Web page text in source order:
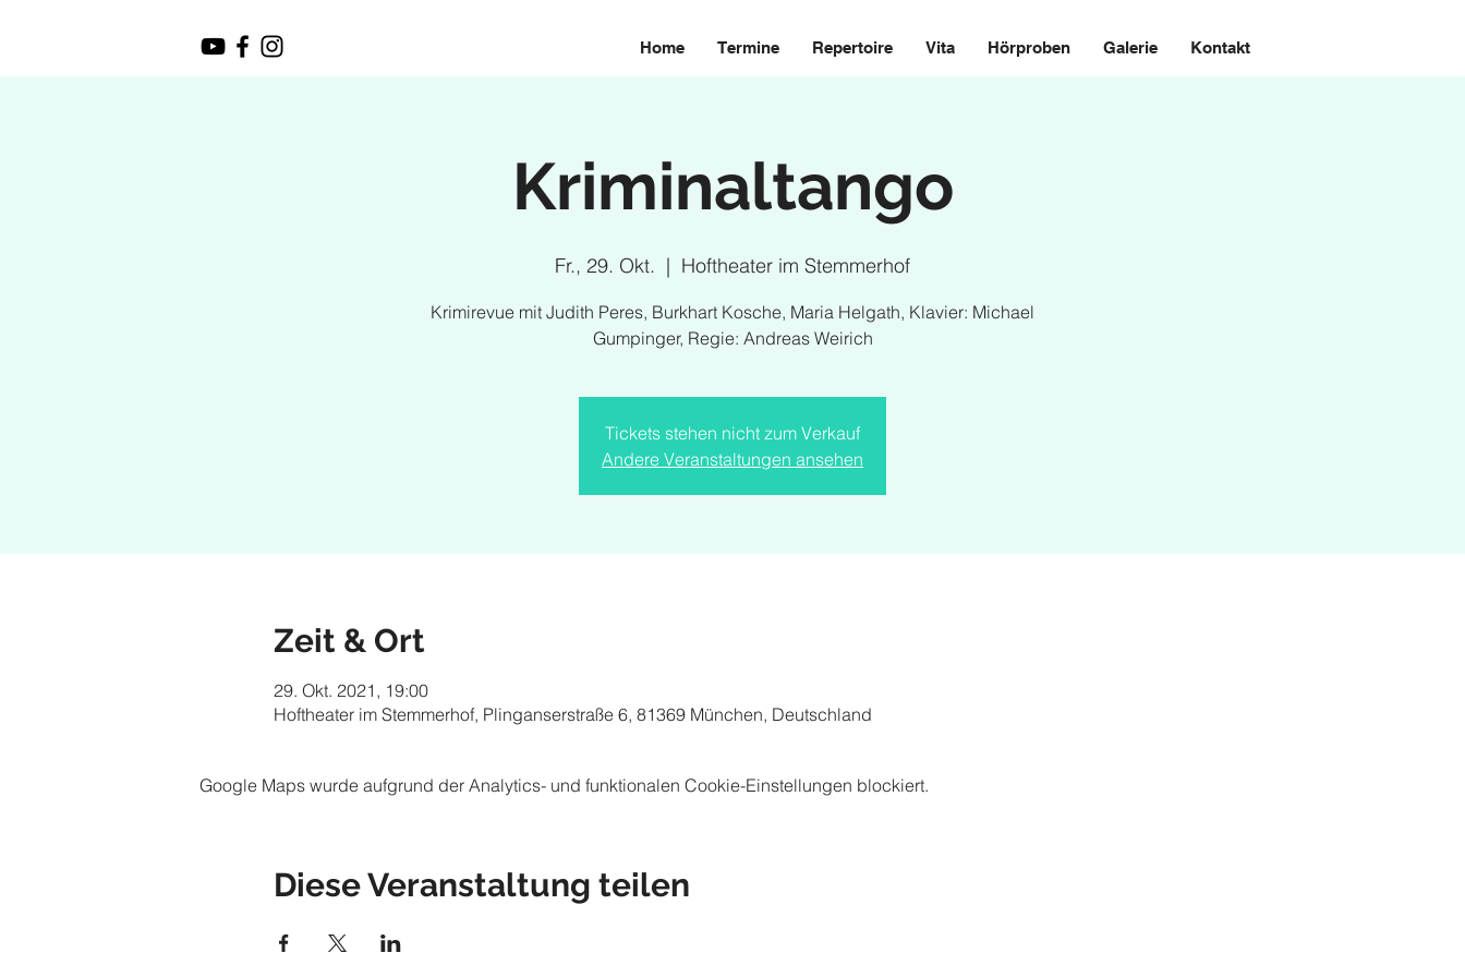
Home Termine Repertoire Vita Hörproben Galerie Kontakt
Kriminaltango
Fr., 29. Okt.
  |
Hoftheater im Stemmerhof
Krimirevue mit Judith Peres, Burkhart Kosche, Maria Helgath, Klavier: Michael
Gumpinger, Regie: Andreas Weirich
Tickets stehen nicht zum Verkauf
Andere Veranstaltungen ansehen
Zeit & Ort
29. Okt. 2021, 19:00
Hoftheater im Stemmerhof, Plinganserstraße 6, 81369 München, Deutschland
Google Maps wurde aufgrund der Analytics- und funktionalen Cookie-Einstellungen blockiert.
Diese Veranstaltung teilen